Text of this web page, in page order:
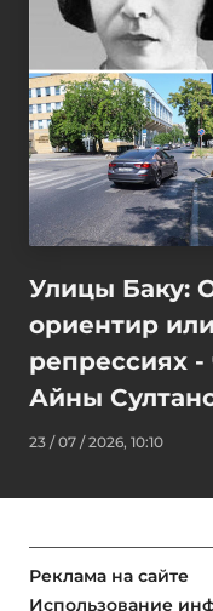
Улицы Баку:
ориентир
репрессиях -
Айны
23 / 07 / 2026, 10:10
Реклама на сайте
Использование